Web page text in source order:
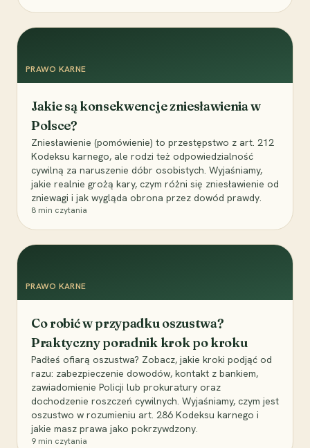
PRAWO KARNE
Jakie są konsekwencje zniesławienia w
Polsce?
Zniesławienie (pomówienie) to przestępstwo z art. 212
Kodeksu karnego, ale rodzi też odpowiedzialność
cywilną za naruszenie dóbr osobistych. Wyjaśniamy,
jakie realnie grożą kary, czym różni się zniesławienie od
zniewagi i jak wygląda obrona przez dowód prawdy.
8 min czytania
PRAWO KARNE
Co robić w przypadku oszustwa?
Praktyczny poradnik krok po kroku
Padłeś ofiarą oszustwa? Zobacz, jakie kroki podjąć od
razu: zabezpieczenie dowodów, kontakt z bankiem,
zawiadomienie Policji lub prokuratury oraz
dochodzenie roszczeń cywilnych. Wyjaśniamy, czym jest
oszustwo w rozumieniu art. 286 Kodeksu karnego i
jakie masz prawa jako pokrzywdzony.
9 min czytania